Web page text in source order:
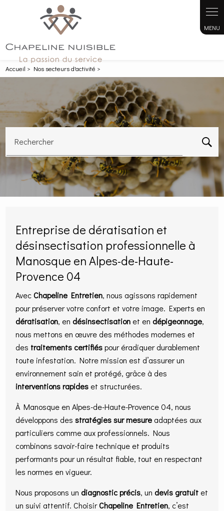
Accueil > Nos secteurs d'activité >
Rechercher
Entreprise de dératisation et
désinsectisation professionnelle à
Manosque en Alpes-de-Haute-
Provence 04
AvecChapeline Entretien, nous agissons rapidement
pour préserver votre confort et votre image. Experts en
dératisation, endésinsectisation et endépigeonnage,
nous mettons en œuvre des méthodes modernes et
des traitements certifiéspour éradiquer durablement
toute infestation. Notre mission est d’assurer un
environnement sain et protégé, grâce à des
interventions rapides et structurées.
À Manosque en Alpes-de-Haute-Provence 04, nous
développons desstratégies sur mesure adaptées aux
particuliers comme aux professionnels. Nous
combinons savoir-faire technique et produits
performants pour un résultat fiable, tout en respectant
les normes en vigueur.
Nous proposons undiagnostic précis, undevis gratuit et
un suivi attentif. ChoisirChapeline Entretien, c’est
Panneau de gestion des cookies